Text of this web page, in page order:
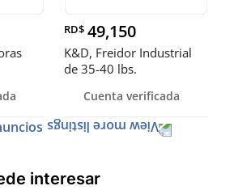
RD$ 49,150
K&D, Freidor Industrial
de 35-40 lbs.
Cuenta verificada
interesar